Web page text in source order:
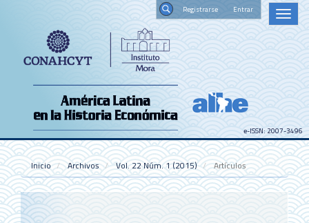
Contenido
principal
Barra
Toggle
e-ISSN: 2007-3496
Inicio Archivos Vol. 22 Núm. 1 (2015) Artículos